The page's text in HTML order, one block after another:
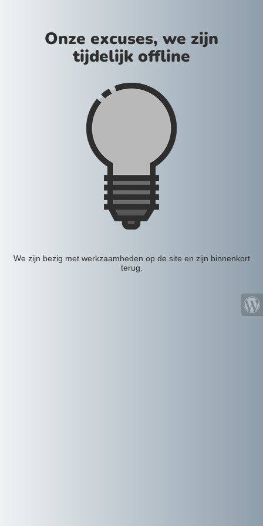
Onze excuses, we zijn
tijdelijk offline
We zijn bezig met werkzaamheden op de site en zijn binnenkort
terug.